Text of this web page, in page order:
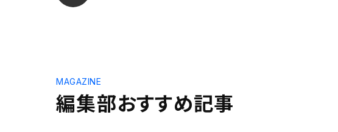
編集部おすすめ記事
MAGAZINE